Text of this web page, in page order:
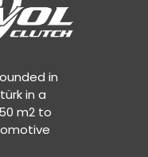
in
in a
m2 to